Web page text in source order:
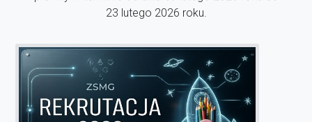
23 lutego 2026 roku.